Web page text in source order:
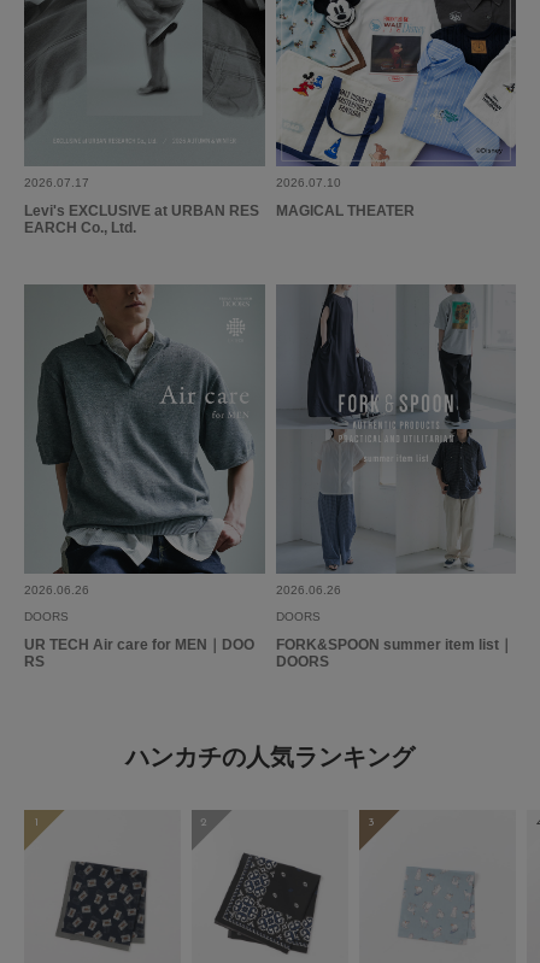
2026.07.17
Levi's EXCLUSIVE at URBAN RES
EARCH Co., Ltd.
2026.07.10
MAGICAL THEATER
2026.06.26
DOORS
UR TECH Air care for MEN｜DOO
RS
2026.06.26
DOORS
FORK&SPOON summer item list｜
DOORS
ハンカチの人気ランキング
1 2 3